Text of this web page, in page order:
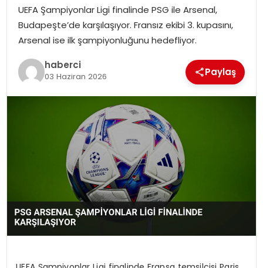
EKONOMI
MAGAZIN
SAĞLIK
YAŞAM
UEFA Şampiyonlar Ligi finalinde PSG ile Arsenal,
Budapeşte’de karşılaşıyor. Fransız ekibi 3. kupasını,
Arsenal ise ilk şampiyonluğunu hedefliyor.
haberci
03 Haziran 2026 Paylaş